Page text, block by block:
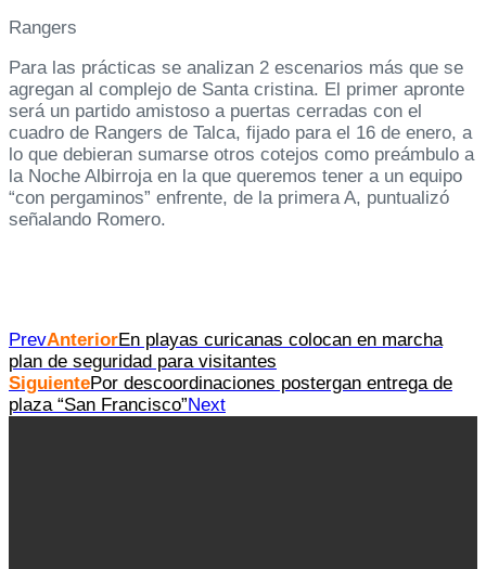
Rangers
Para las prácticas se analizan 2 escenarios más que se
agregan al complejo de Santa cristina. El primer apronte
será un partido amistoso a puertas cerradas con el
cuadro de Rangers de Talca, fijado para el 16 de enero, a
lo que debieran sumarse otros cotejos como preámbulo a
la Noche Albirroja en la que queremos tener a un equipo
“con pergaminos” enfrente, de la primera A, puntualizó
señalando Romero.
PrevAnteriorEn playas curicanas colocan en marcha
plan de seguridad para visitantes
SiguientePor descoordinaciones postergan entrega de
plaza “San Francisco”Next